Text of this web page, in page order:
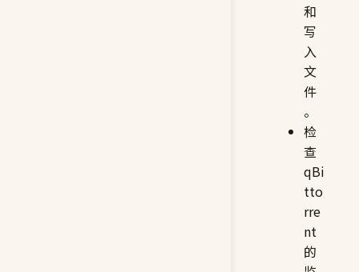
和
写
入
文
件
。
检
查
qBi
tto
rre
nt
的